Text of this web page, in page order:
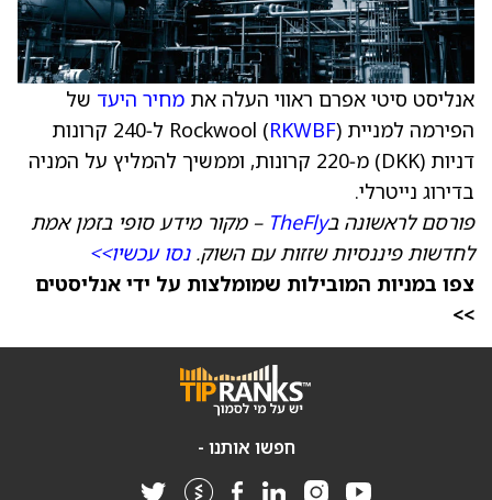
אנליסט סיטי אפרם ראווי העלה את מחיר היעד של
הפירמה למניית Rockwool ( RKWBF
) ל‑240 קרונות
דניות (DKK) מ‑220 קרונות, וממשיך להמליץ על המניה
בדירוג נייטרלי.
פורסם לראשונה בTheFly – מקור מידע סופי בזמן אמת
לחדשות פיננסיות שזזות עם השוק.נסו עכשיו>>
צפו במניות המובילות שמומלצות על ידי אנליסטים
>>
חפשו אותנו -